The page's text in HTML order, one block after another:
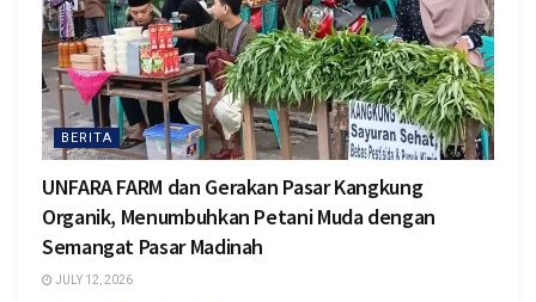
BERITA
UNFARA FARM dan Gerakan Pasar Kangkung
Organik, Menumbuhkan Petani Muda dengan
Semangat Pasar Madinah
JULY 12, 2026